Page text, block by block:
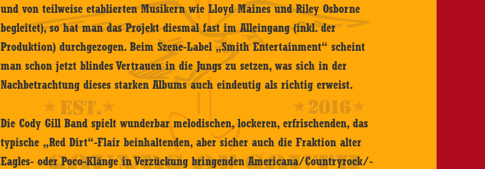
und von teilweise etablierten Musikern wie Lloyd Maines und Riley Osborne
begleitet), so hat man das Projekt diesmal fast im Alleingang (inkl. der
Produktion) durchgezogen. Beim Szene-Label „Smith Entertainment“ scheint
man schon jetzt blindes Vertrauen in die Jungs zu setzen, was sich in der
Nachbetrachtung dieses starken Albums auch eindeutig als richtig erweist.
Die Cody Gill Band spielt wunderbar melodischen, lockeren, erfrischenden, das
typische „Red Dirt“-Flair beinhaltenden, aber sicher auch die Fraktion alter
Eagles- oder Poco-Klänge in Verzückung bringenden Americana/Countryrock/-